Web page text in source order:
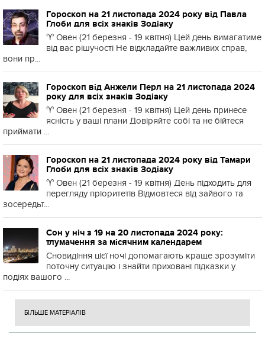
Гороскоп на 21 листопада 2024 року від Павла
Глоби для всіх знаків Зодіаку
♈️ Овен (21 березня - 19 квітня) Цей день вимагатиме
від вас рішучості Не відкладайте важливих справ,
вони пр...
Гороскоп від Анжели Перл на 21 листопада 2024
року для всіх знаків Зодіаку
♈️ Овен (21 березня - 19 квітня) Цей день принесе
ясність у ваші плани Довіряйте собі та не бійтеся
приймати ...
Гороскоп на 21 листопада 2024 року від Тамари
Глоби для всіх знаків Зодіаку
♈️ Овен (21 березня - 19 квітня) День підходить для
перегляду пріоритетів Відмовтеся від зайвого та
зосередьт...
Сон у ніч з 19 на 20 листопада 2024 року:
тлумачення за місячним календарем
Сновидіння цієї ночі допомагають краще зрозуміти
поточну ситуацію і знайти приховані підказки у
подіях вашого ...
БІЛЬШЕ МАТЕРІАЛІВ